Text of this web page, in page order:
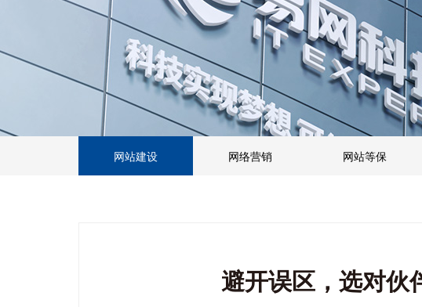
网站建设 网络营销 网站等保
避开误区，选对伙